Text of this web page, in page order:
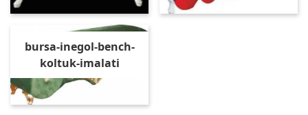
bursa-inegol-bench-
koltuk-imalati